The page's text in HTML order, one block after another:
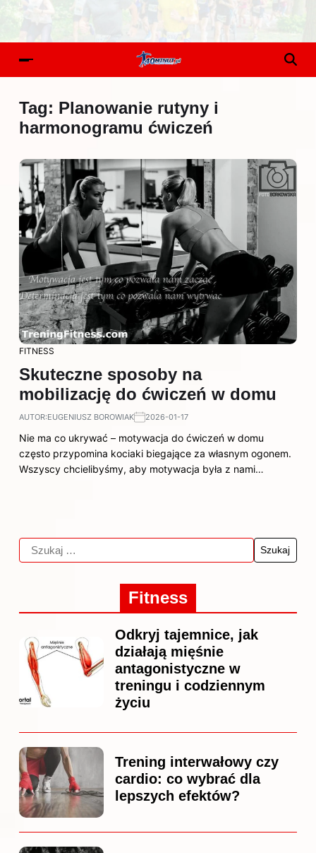
Tag: Planowanie rutyny i
harmonogramu ćwiczeń
FITNESS
Skuteczne sposoby na
mobilizację do ćwiczeń w domu
AUTOR:EUGENIUSZ BOROWIAK 2026-01-17
Nie ma co ukrywać – motywacja do ćwiczeń w domu
często przypomina kociaki biegające za własnym ogonem.
Wszyscy chcielibyśmy, aby motywacja była z nami…
Fitness
Odkryj tajemnice, jak
działają mięśnie
antagonistyczne w
treningu i codziennym
życiu
Trening interwałowy czy
cardio: co wybrać dla
lepszych efektów?